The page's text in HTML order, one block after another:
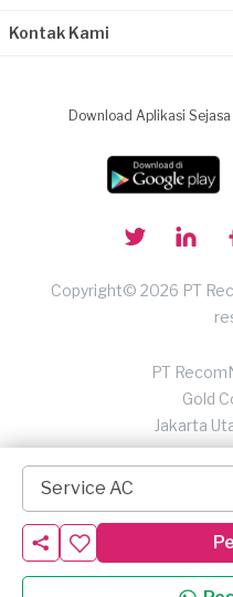
Service AC
Kontak Kami
Download Aplikasi Sejasa
Copyright© 2026 PT
PT
Gold
Jakarta